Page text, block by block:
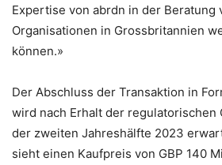
Expertise von abrdn in der Beratung
Organisationen in Grossbritannien
können.»
Der Abschluss der Transaktion in
wird nach Erhalt der regulatorischen
der zweiten Jahreshälfte 2023
sieht einen Kaufpreis von GBP 140